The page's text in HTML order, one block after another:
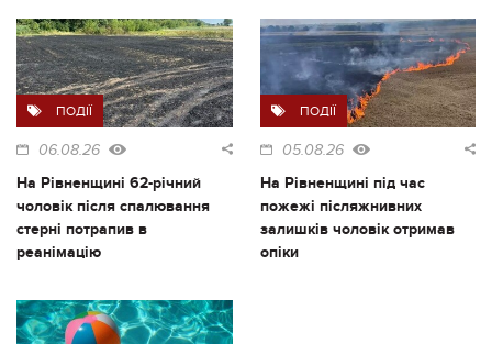
ПОДІЇ
06.08.26
На Рівненщині 62-річний
чоловік після спалювання
стерні потрапив в
реанімацію
ПОДІЇ
05.08.26
На Рівненщині під час
пожежі післяжнивних
залишків чоловік отримав
опіки